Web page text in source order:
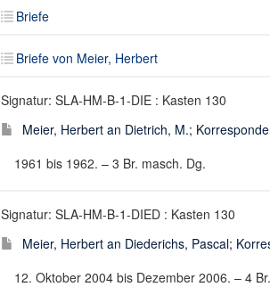
Briefe
Briefe von Meier, Herbert
Signatur: SLA-HM-B-1-DIE : Kasten 130
Meier, Herbert an Dietrich, M.;
1961 bis 1962. – 3 Br. masch. Dg.
Signatur: SLA-HM-B-1-DIED : Kasten 130
Meier, Herbert an Diederichs, Pascal;
12. Oktober 2004 bis Dezember 2006. – 4